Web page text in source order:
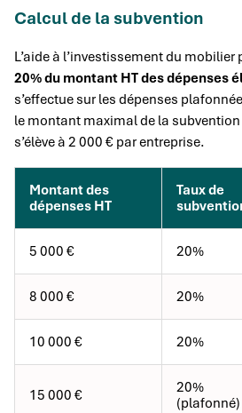
Calcul de la subvention
L’aide à l’investissement du
20% du montant HT des dépenses
s’effectue sur les dépenses
le montant maximal de la
s’élève à 2 000 € par entreprise.
Montant des
dépenses HT
Taux de
5 000 € 20%
8 000 € 20%
10 000 € 20%
15 000 €
20%
(plafonné)